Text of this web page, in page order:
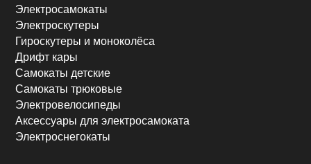
Электросамокаты
Электроскутеры
Гироскутеры и моноколёса
Дрифт кары
Самокаты детские
Самокаты трюковые
Электровелосипеды
Аксессуары для электросамоката
Электроснегокаты